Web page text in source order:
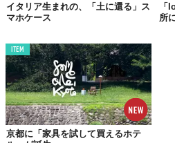
この時計のもう一つの魅力は文字盤
ーブメントにもあり、太陽エネルギ
で6ヵ月のパワーリザーブを発揮する
様。
ケースサイズ37mmでジェンダーレ
イタリア生まれの、「土に還る」ス
マホケース
「
所
ITEM
京都に「家具を試して買えるホテ